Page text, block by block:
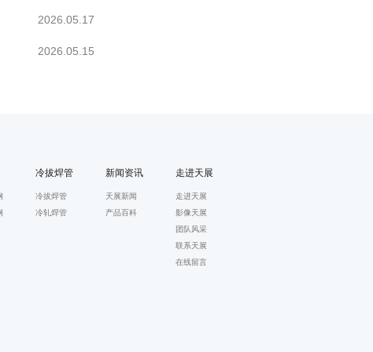
2026.05.17
2026.05.15
冷拔焊管
冷拔焊管
冷轧焊管
新闻资讯
天展新闻
产品百科
走进天展
走进天展
影像天展
团队风采
联系天展
在线留言